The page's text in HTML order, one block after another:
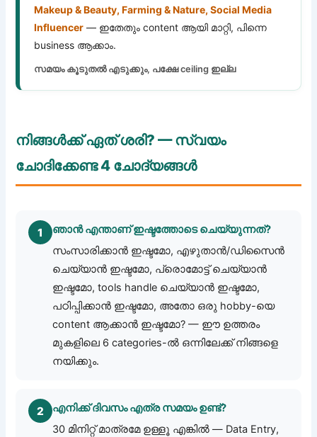
Makeup & Beauty, Farming & Nature, Social Media
Influencer — ഇതേതും content ആയി മാറ്റി, പിന്നെ
business ആക്കാം.
സമയം കൂടുതൽ എടുക്കും, പക്ഷേ ceiling ഇല്ല
നിങ്ങൾക്ക് ഏത് ശരി? — സ്വയം
ചോദിക്കേണ്ട 4 ചോദ്യങ്ങൾ
1
ഞാൻ എന്താണ് ഇഷ്ടത്തോടെ ചെയ്യുന്നത്?
സംസാരിക്കാൻ ഇഷ്ടമോ, എഴുതാൻ/ഡിസൈൻ
ചെയ്യാൻ ഇഷ്ടമോ, പ്രൊമോട്ട് ചെയ്യാൻ
ഇഷ്ടമോ, tools handle ചെയ്യാൻ ഇഷ്ടമോ,
പഠിപ്പിക്കാൻ ഇഷ്ടമോ, അതോ ഒരു hobby-യെ
content ആക്കാൻ ഇഷ്ടമോ? — ഈ ഉത്തരം
മുകളിലെ 6 categories-ൽ ഒന്നിലേക്ക് നിങ്ങളെ
നയിക്കും.
2
എനിക്ക് ദിവസം എത്ര സമയം ഉണ്ട്?
30 മിനിറ്റ് മാത്രമേ ഉള്ളൂ എങ്കിൽ — Data Entry,